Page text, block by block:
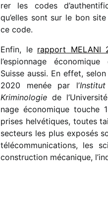
rer les codes
qu’elles sont sur le bon
ce code.
Enfin, le rapport MELANI
l’es­pion­nage
Suisse aussi. En effet,
2020 menée par l’
Kriminologie de
nage écono­mique touche
prises helvé­tiques, toutes
secteurs les plus expo­sés
télé­com­mu­ni­ca­tions, les
construc­tion méca­nique,